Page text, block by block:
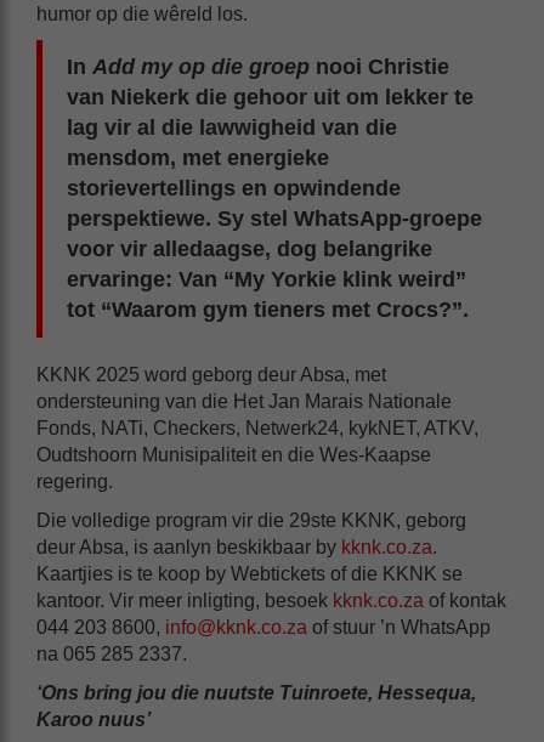
humor op die wêreld los.
In Add my op die groep nooi Christie
van Niekerk die gehoor uit om lekker te
lag vir al die lawwigheid van die
mensdom, met energieke
storievertellings en opwindende
perspektiewe. Sy stel WhatsApp-groepe
voor vir alledaagse, dog belangrike
ervaringe: Van “My Yorkie klink weird”
tot “Waarom gym tieners met Crocs?”.
KKNK 2025 word geborg deur Absa, met
ondersteuning van die Het Jan Marais Nationale
Fonds, NATi, Checkers, Netwerk24, kykNET, ATKV,
Oudtshoorn Munisipaliteit en die Wes-Kaapse
regering.
Die volledige program vir die 29ste KKNK, geborg
deur Absa, is aanlyn beskikbaar by kknk.co.za.
Kaartjies is te koop by Webtickets of die KKNK se
kantoor. Vir meer inligting, besoek kknk.co.za of kontak
044 203 8600, info@kknk.co.za of stuur ’n WhatsApp
na 065 285 2337.
‘Ons bring jou die nuutste Tuinroete, Hessequa,
Karoo nuus’